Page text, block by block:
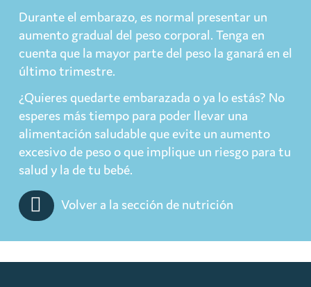
Durante el embarazo, es normal presentar un
aumento gradual del peso corporal. Tenga en
cuenta que la mayor parte del peso la ganará en el
último trimestre.
¿Quieres quedarte embarazada o ya lo estás? No
esperes más tiempo para poder llevar una
alimentación saludable que evite un aumento
excesivo de peso o que implique un riesgo para tu
salud y la de tu bebé.
Volver a la sección de nutrición